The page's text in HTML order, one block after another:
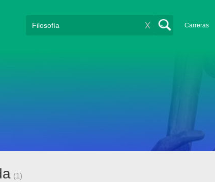
Carreras
X
(1)